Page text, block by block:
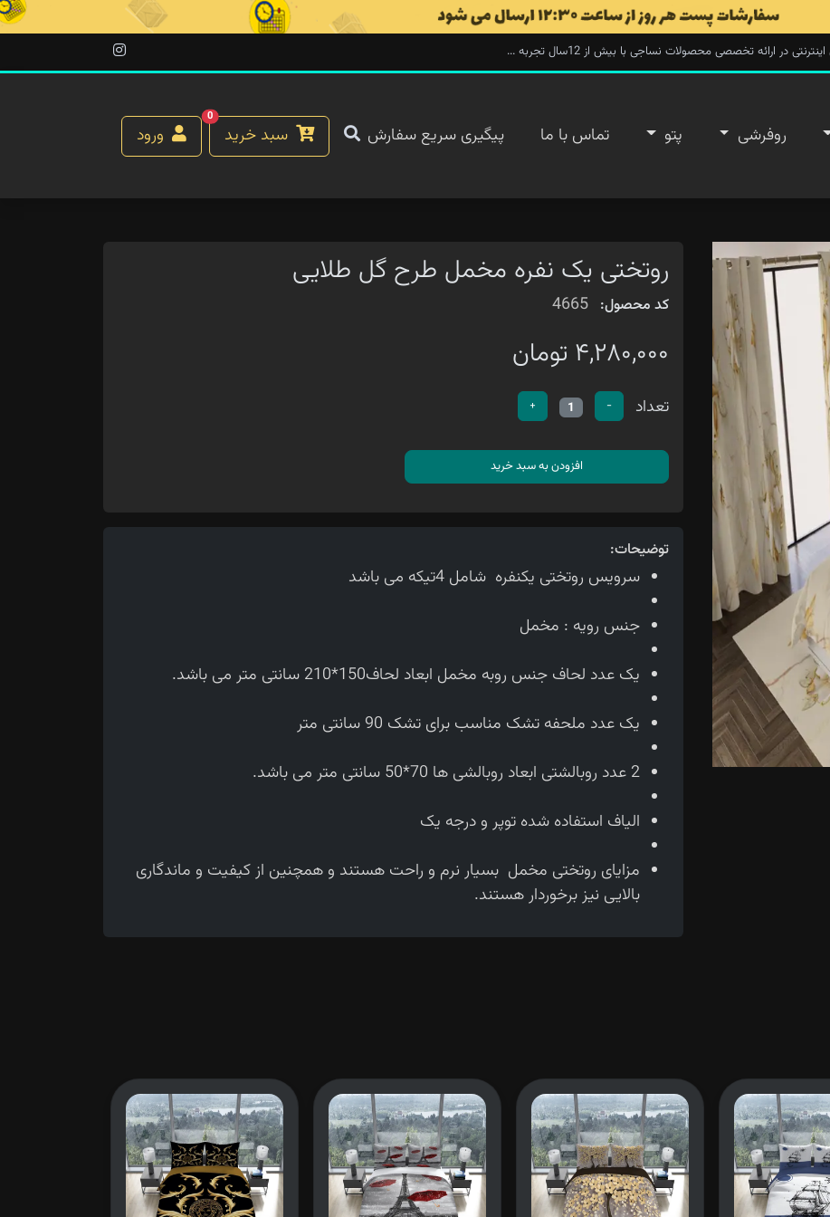
در ارائه تخصصی محصولات نساجی با بیش از 12سال تجربه ...
روفرشی پتو تماس با ما پیگیری سریع سفارش سبد خرید
0
ورود
روتختی یک نفره مخمل طرح گل طلایی
کد محصول: 4665
۴,۲۸۰,۰۰۰ تومان
تعداد -
1
+
افزودن به سبد خرید
توضیحات:
سرویس روتختی یکنفره شامل 4تیکه می باشد
جنس رویه : مخمل
یک عدد لحاف جنس روبه مخمل ابعاد لحاف150*210 سانتی متر می باشد.
یک عدد ملحفه تشک مناسب برای تشک 90 سانتی متر
2 عدد روبالشتی ابعاد روبالشی ها 70*50 سانتی متر می باشد.
الیاف استفاده شده توپر و درجه یک
مزایای روتختی مخمل بسیار نرم و راحت هستند و همچنین از کیفیت و ماندگاری
بالایی نیز برخوردار هستند.